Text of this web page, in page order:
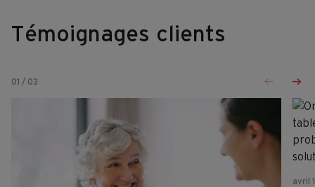
Témoignages clients
01 / 03
avril